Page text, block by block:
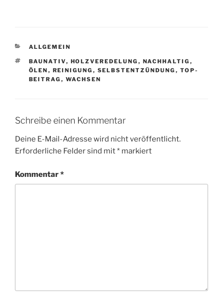
KATEGORIEN
ALLGEMEIN
SCHLAGWÖRTER
BAUNATIV, HOLZVEREDELUNG , NACHHALTIG ,
ÖLEN , REINIGUNG , SELBSTENTZÜNDUNG , TOP-
BEITRAG , WACHSEN
Schreibe einen Kommentar
Deine E-Mail-Adresse wird nicht veröffentlicht.
Erforderliche Felder sind mit* markiert
Kommentar*